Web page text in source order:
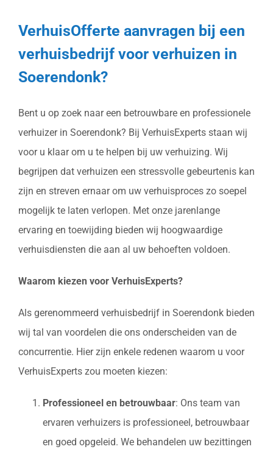
VerhuisOfferte aanvragen bij een
verhuisbedrijf voor verhuizen in
Soerendonk?
Bent u op zoek naar een betrouwbare en professionele
verhuizer in Soerendonk? Bij VerhuisExperts staan wij
voor u klaar om u te helpen bij uw verhuizing. Wij
begrijpen dat verhuizen een stressvolle gebeurtenis kan
zijn en streven ernaar om uw verhuisproces zo soepel
mogelijk te laten verlopen. Met onze jarenlange
ervaring en toewijding bieden wij hoogwaardige
verhuisdiensten die aan al uw behoeften voldoen.
Waarom kiezen voor VerhuisExperts?
Als gerenommeerd verhuisbedrijf in Soerendonk bieden
wij tal van voordelen die ons onderscheiden van de
concurrentie. Hier zijn enkele redenen waarom u voor
VerhuisExperts zou moeten kiezen:
Professioneel en betrouwbaar: Ons team van
ervaren verhuizers is professioneel, betrouwbaar
en goed opgeleid. We behandelen uw bezittingen